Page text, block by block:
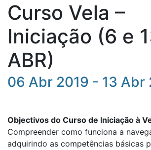
Curso Vela –
Iniciação (6 e
ABR)
06 Abr 2019 - 13 Abr
Objectivos do Curso de Iniciação à
Compreender como funciona a
adquirindo as competências básicas